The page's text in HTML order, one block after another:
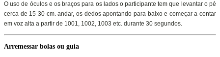
O uso de óculos e os braços para os lados o participante tem que levantar o pé
cerca de 15-30 cm. andar, os dedos apontando para baixo e começar a contar
em voz alta a partir de 1001, 1002, 1003 etc. durante 30 segundos.
Arremessar bolas ou guia